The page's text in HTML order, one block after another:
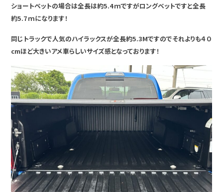
ショートベットの場合は全長は約5.4ｍですがロングベットですと全長
約5.7ｍになります！
同じトラックで人気のハイラックスが全長約5.3Mですのでそれよりも４０
cmほど大きいアメ車らしいサイズ感となっております！